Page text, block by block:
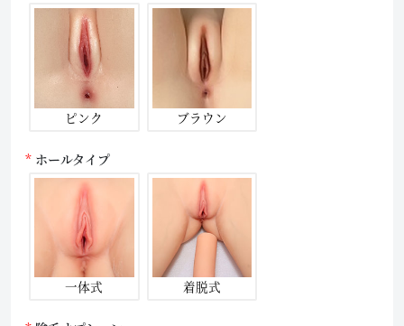
ピンク ブラウン
ホールタイプ
一体式 着脱式